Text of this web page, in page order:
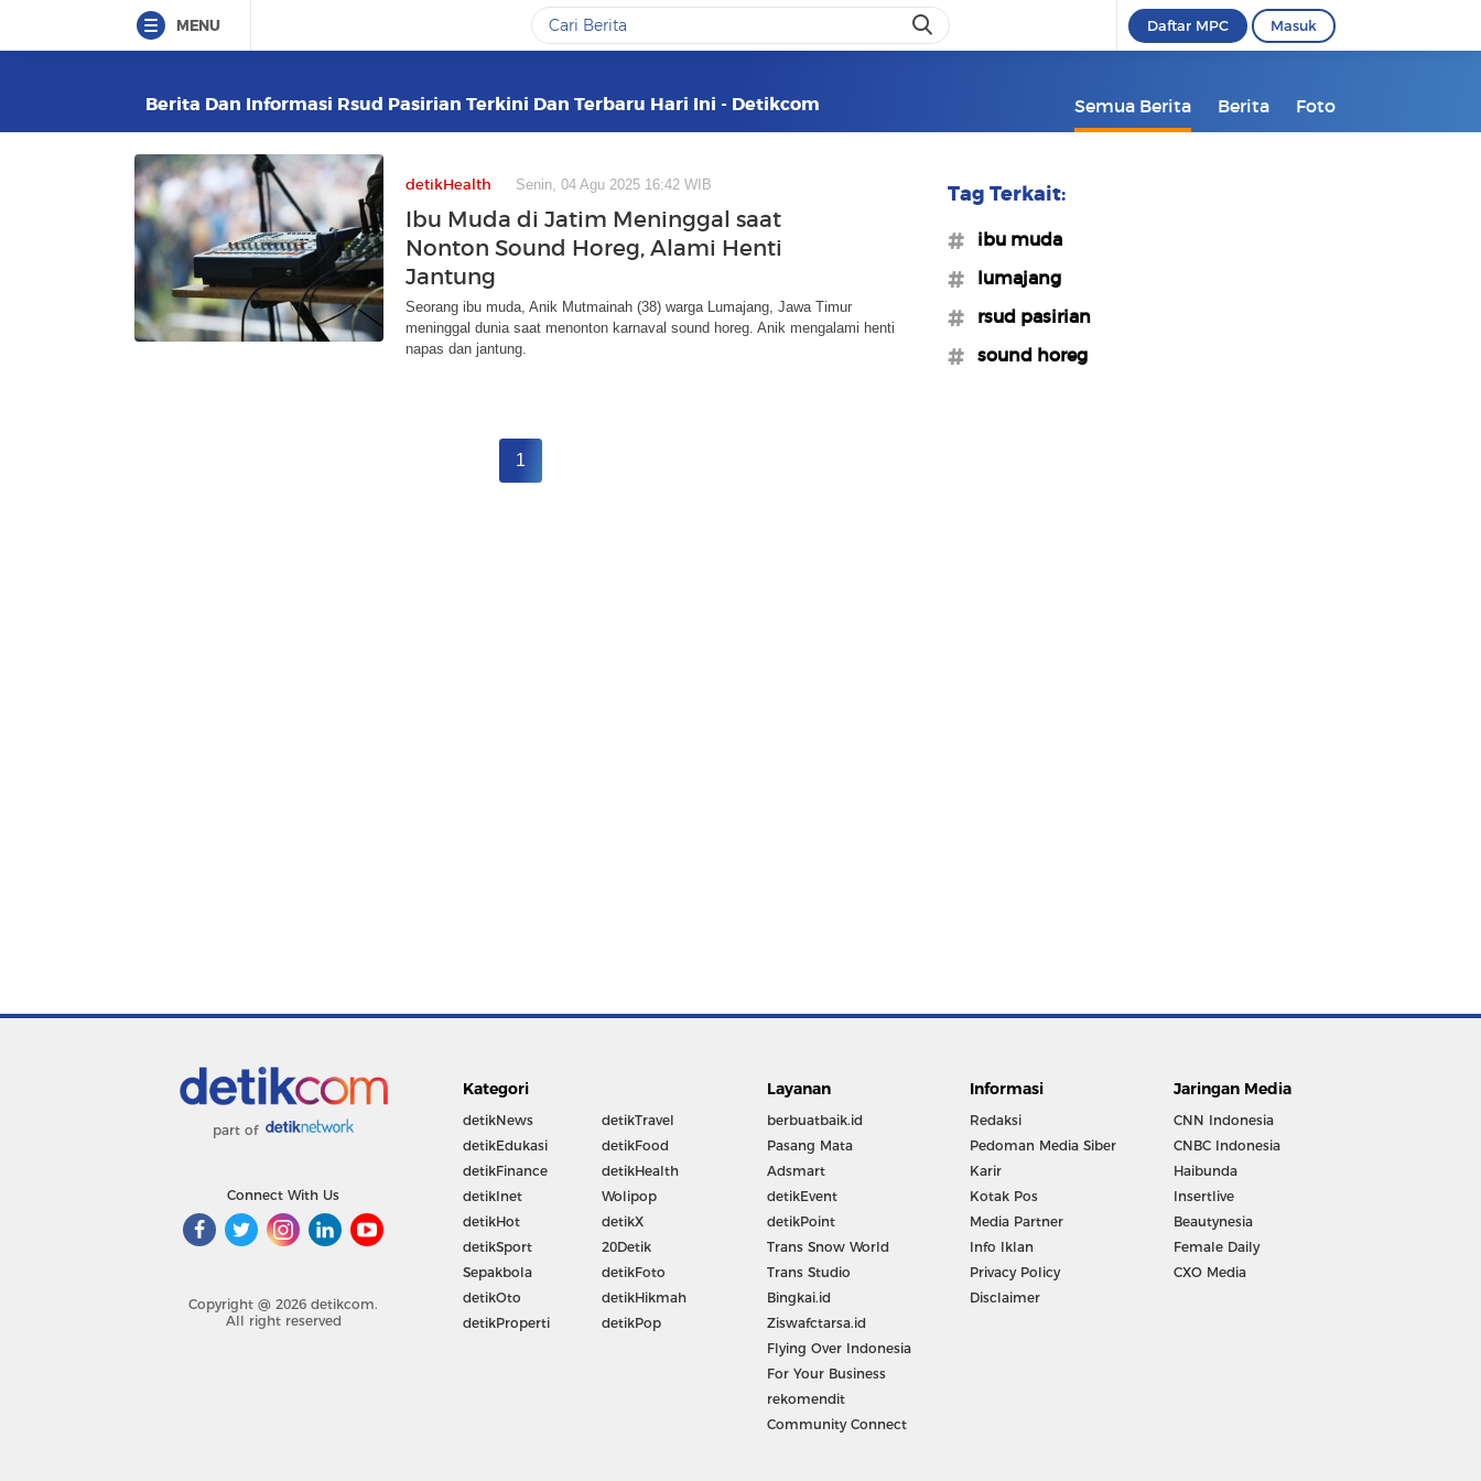
MENU Daftar MPC Masuk
Berita Dan Informasi Rsud Pasirian Terkini Dan Terbaru Hari Ini - Detikcom Semua Berita Berita Foto
detikHealth Senin, 04 Agu 2025 16:42 WIB
Ibu Muda di Jatim Meninggal saat
Nonton Sound Horeg, Alami Henti
Jantung
Seorang ibu muda, Anik Mutmainah (38) warga Lumajang, Jawa Timur
meninggal dunia saat menonton karnaval sound horeg. Anik mengalami henti
napas dan jantung.
1
Tag Terkait:
#ibu muda
#lumajang
#rsud pasirian
#sound horeg
part of
Connect With Us
Copyright @ 2026 detikcom.
All right reserved
Kategori
detikNews
detikEdukasi
detikFinance
detikInet
detikHot
detikSport
Sepakbola
detikOto
detikProperti
detikTravel
detikFood
detikHealth
Wolipop
detikX
20Detik
detikFoto
detikHikmah
detikPop
Layanan
berbuatbaik.id
Pasang Mata
Adsmart
detikEvent
detikPoint
Trans Snow World
Trans Studio
Bingkai.id
Ziswafctarsa.id
Flying Over Indonesia
For Your Business
rekomendit
Community Connect
Informasi
Redaksi
Pedoman Media Siber
Karir
Kotak Pos
Media Partner
Info Iklan
Privacy Policy
Disclaimer
Jaringan Media
CNN Indonesia
CNBC Indonesia
Haibunda
Insertlive
Beautynesia
Female Daily
CXO Media